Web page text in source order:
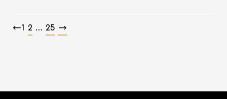
Beitragsnavigation
←1 2 … 25 →